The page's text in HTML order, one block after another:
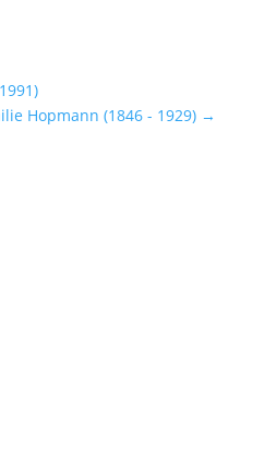
Hopmann (1846 - 1929) →